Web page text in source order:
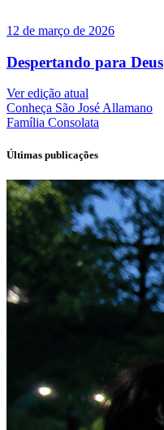
12 de março de 2026
Despertando para Deus
Ver edição atual
Conheça São José Allamano
Família Consolata
Últimas publicações